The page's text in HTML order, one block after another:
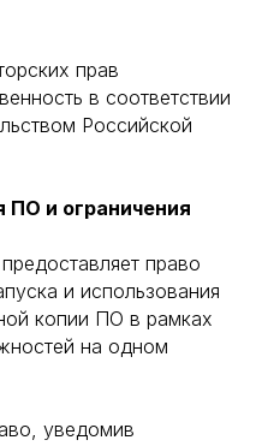
прав
в соответствии
Российской
ПО и ограничения
право
и использования
копии ПО в рамках
на одном
уведомив